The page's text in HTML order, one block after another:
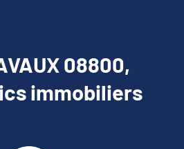
08800,
immobiliers